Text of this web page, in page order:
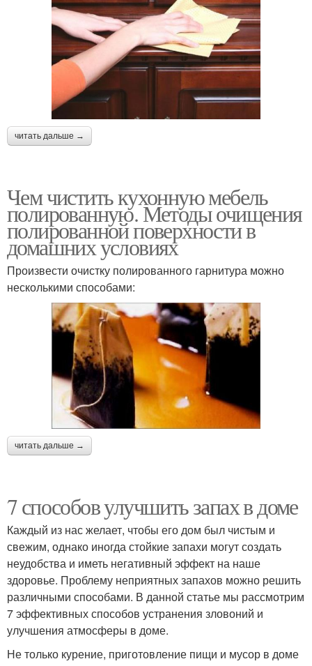
читать дальше →
Чем чистить кухонную мебель
полированную. Методы очищения
полированной поверхности в
домашних условиях
Произвести очистку полированного гарнитура можно
несколькими способами:
читать дальше →
7 способов улучшить запах в доме
Каждый из нас желает, чтобы его дом был чистым и
свежим, однако иногда стойкие запахи могут создать
неудобства и иметь негативный эффект на наше
здоровье. Проблему неприятных запахов можно решить
различными способами. В данной статье мы рассмотрим
7 эффективных способов устранения зловоний и
улучшения атмосферы в доме.
Не только курение, приготовление пищи и мусор в доме